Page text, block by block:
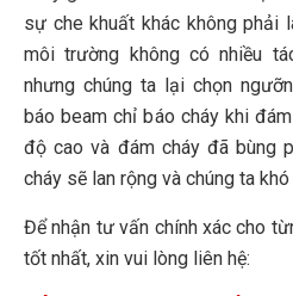
sự che khuất khác không phải
môi trường không có nhiều
nhưng chúng ta lại chọn
báo beam chỉ báo cháy khi
độ cao và đám cháy đã bùng
cháy sẽ lan rộng và chúng ta
Để nhận tư vấn chính xác cho
tốt nhất, xin vui lòng liên hệ: